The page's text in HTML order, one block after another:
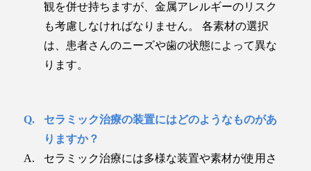
観を併せ持ちますが、金属アレルギーのリスク
も考慮しなければなりません。 各素材の選択
は、患者さんのニーズや歯の状態によって異な
ります。
セラミック治療の装置にはどのようなものがあ
りますか？
セラミック治療には多様な装置や素材が使用さ